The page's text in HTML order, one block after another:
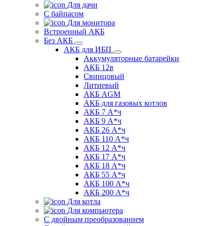
Для дачи
С байпасом
Для монитора
Встроенный АКБ
Без АКБ
АКБ для ИБП
Аккумуляторные батарейки
АКБ 12в
Свинцовый
Литиевый
АКБ AGM
АКБ для газовых котлов
АКБ 7 А*ч
АКБ 9 А*ч
АКБ 26 А*ч
АКБ 110 А*ч
АКБ 12 А*ч
АКБ 17 А*ч
АКБ 18 А*ч
АКБ 55 А*ч
АКБ 100 А*ч
АКБ 200 А*ч
Для котла
Для компьютера
C двойным преобразованием